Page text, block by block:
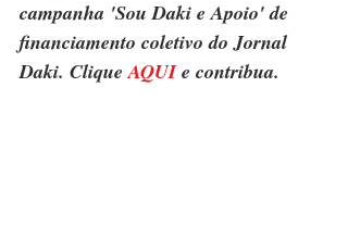
campanha 'Sou Daki e Apoio' de
financiamento coletivo do Jornal
Daki. Clique AQUI e contribua.